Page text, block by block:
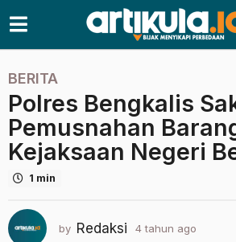
4
t
a
h
u
n
g
o
BERITA
Polres Bengkalis
Pemusnahan
Kejaksaan Negeri
1 min
by Redaksi 4 tahun ago